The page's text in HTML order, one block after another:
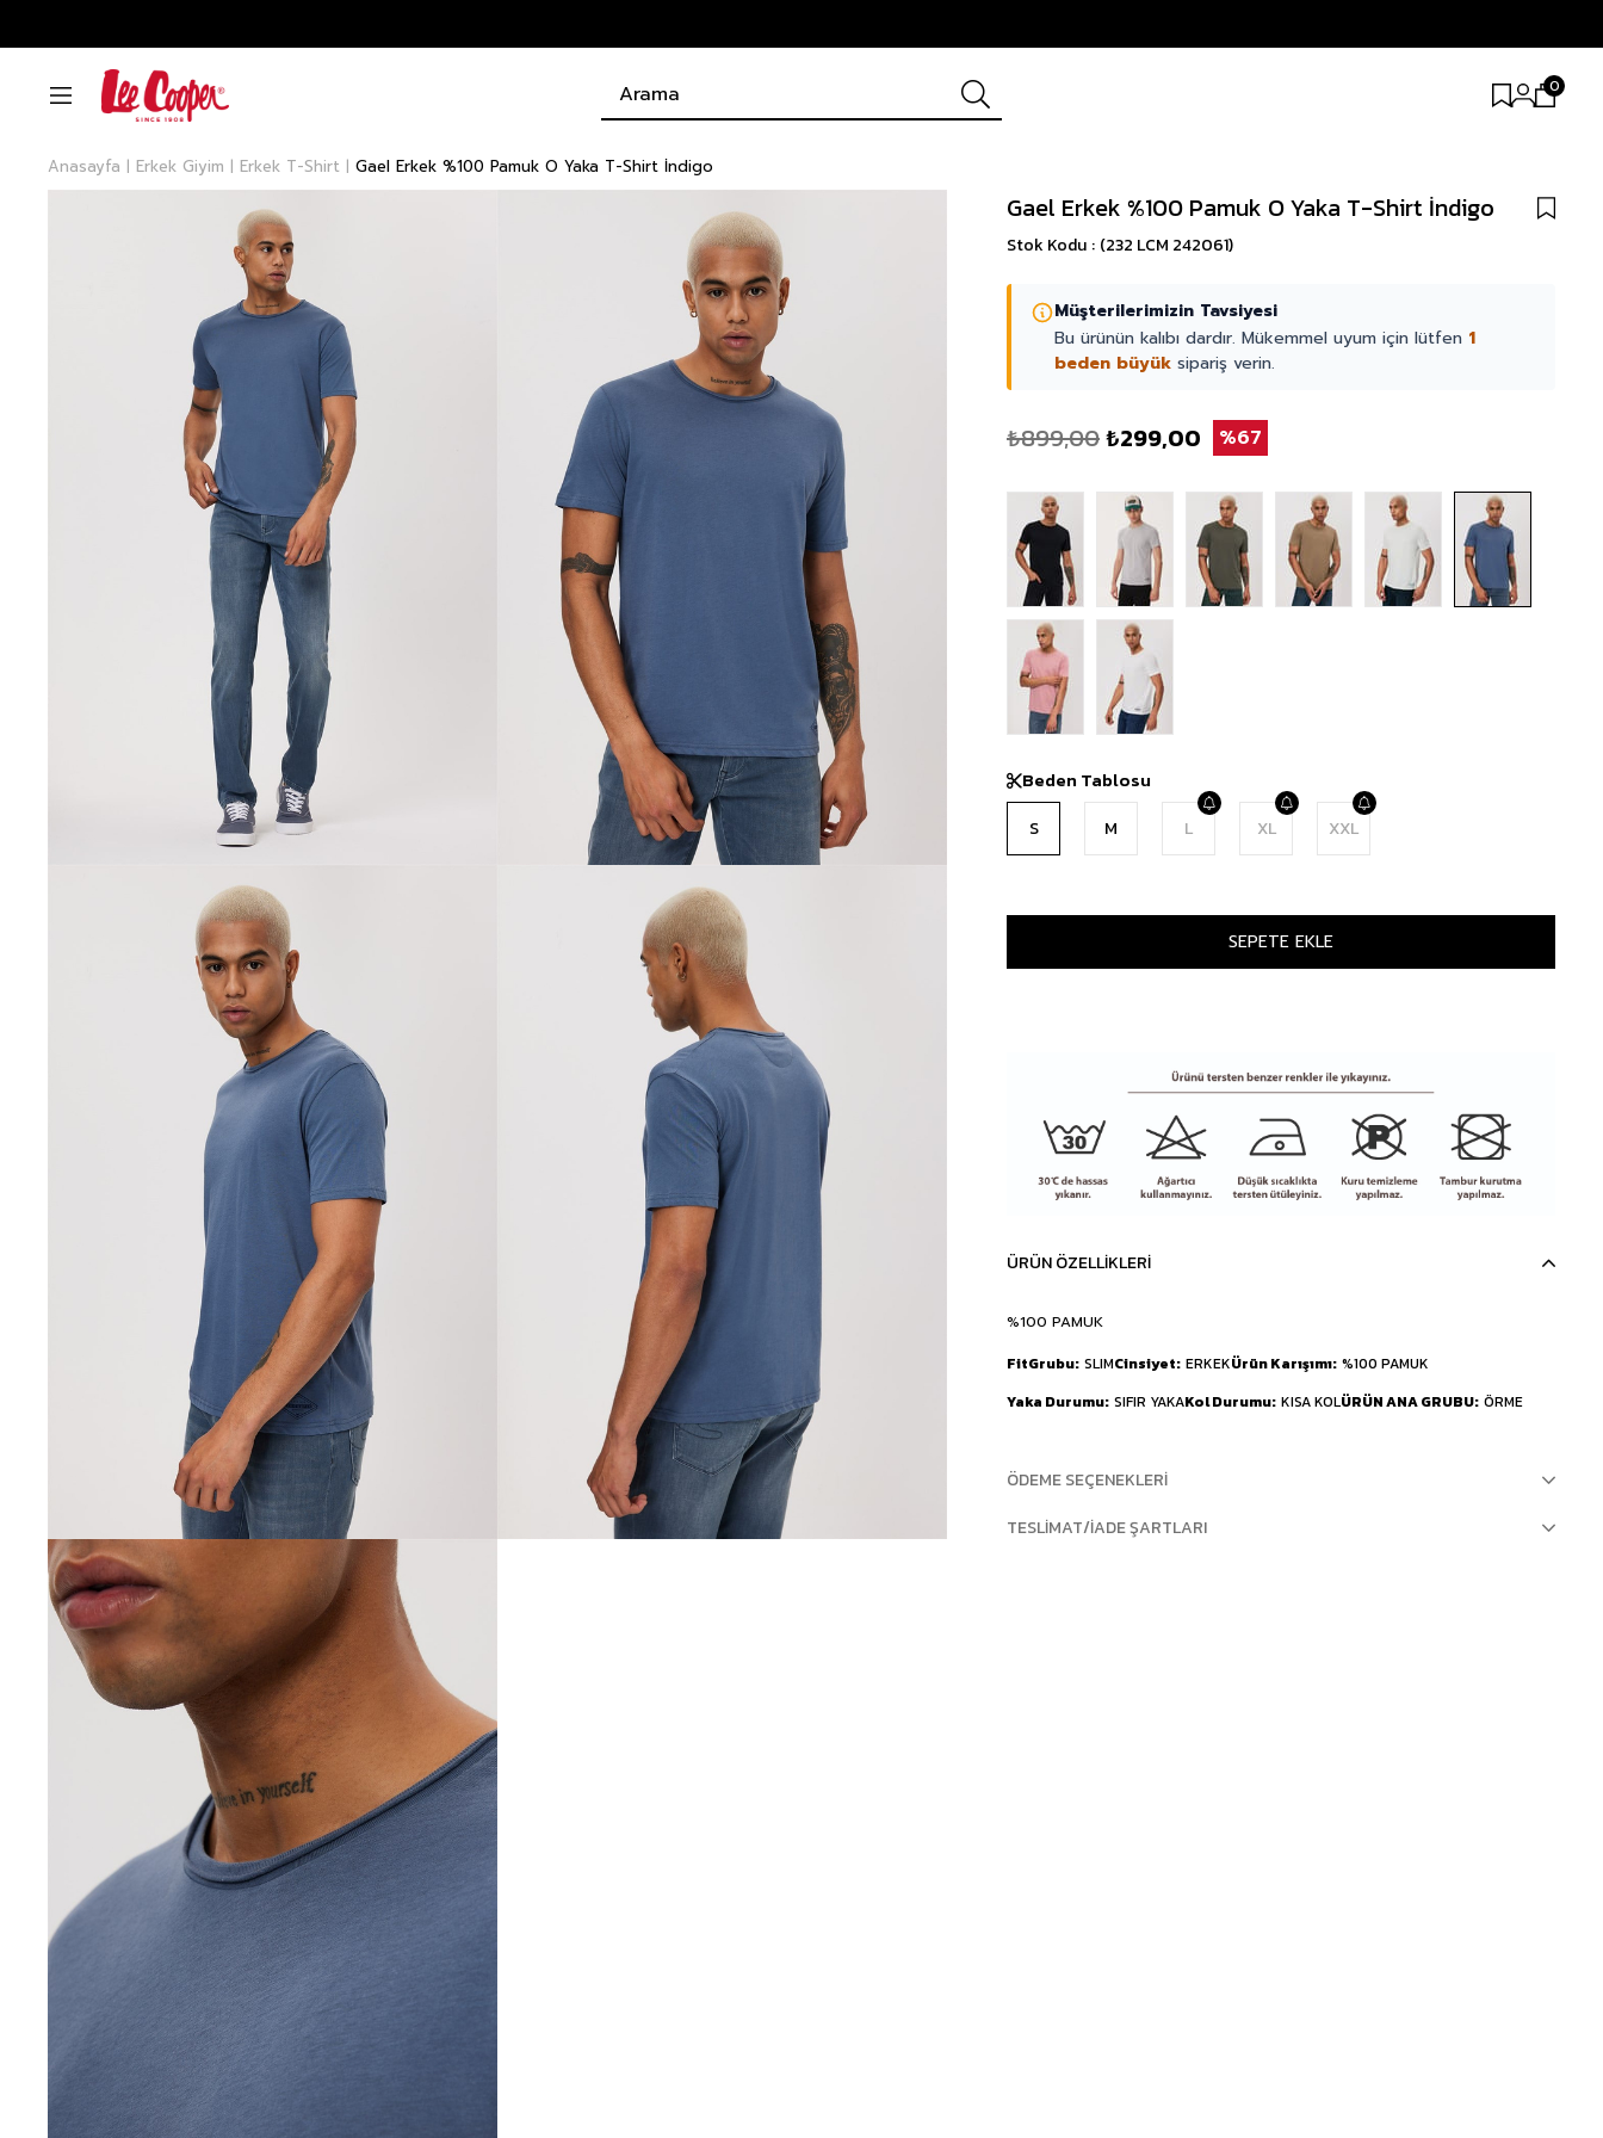
0
Anasayfa Erkek Giyim Erkek T-Shirt Gael Erkek %100 Pamuk O Yaka T-Shirt İndigo
Gael Erkek %100 Pamuk O Yaka T-Shirt İndigo
Stok Kodu (232 LCM 242061)
Müşterilerimizin Tavsiyesi
Bu ürünün kalıbı dardır. Mükemmel uyum için lütfen 1
beden büyük sipariş verin.
₺899,00₺299,00 67
Beden Tablosu
S M L XL XXL
ÜRÜN ÖZELLIKLERI
%100 PAMUK
FitGrubu SLIMCinsiyet ERKEKÜrün Karışımı %100 PAMUK
Yaka Durumu SIFIR YAKAKol Durumu KISA KOLÜRÜN ANA GRUBU ÖRME
ÖDEME SEÇENEKLERI
TESLIMAT/İADE ŞARTLARI